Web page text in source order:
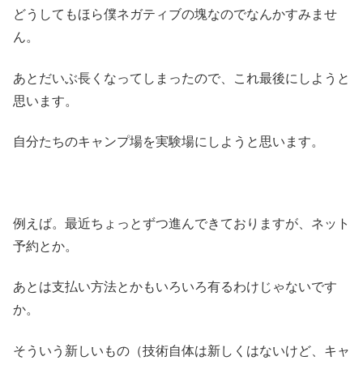
どうしてもほら僕ネガティブの塊なのでなんかすみませ
ん。
あとだいぶ長くなってしまったので、これ最後にしようと
思います。
自分たちのキャンプ場を実験場にしようと思います。
例えば。最近ちょっとずつ進んできておりますが、ネット
予約とか。
あとは支払い方法とかもいろいろ有るわけじゃないです
か。
そういう新しいもの（技術自体は新しくはないけど、キャ